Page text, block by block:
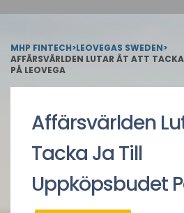
MHP FINTECH>LEOVEGAS SWEDEN>
AFFÄRSVÄRLDEN LUTAR ÅT ATT
PÅ LEOVEGA
Affärsvärlden
Tacka Ja Till
Uppköpsbudet